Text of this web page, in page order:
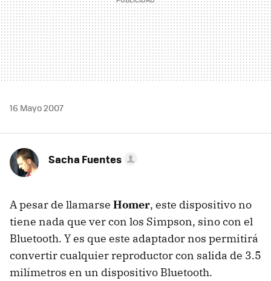
16 Mayo 2007
Sacha Fuentes
A pesar de llamarse Homer, este dispositivo no
tiene nada que ver con los Simpson, sino con el
Bluetooth. Y es que este adaptador nos permitirá
convertir cualquier reproductor con salida de 3.5
milímetros en un dispositivo Bluetooth.